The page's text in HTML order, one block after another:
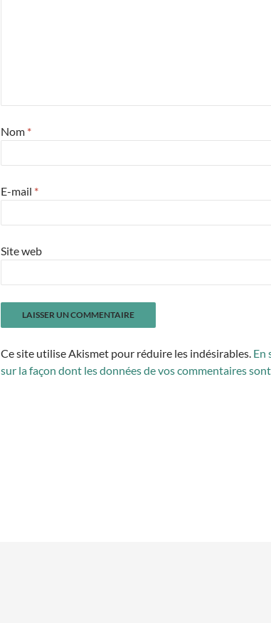
Nom *
E-mail *
Site web
Ce site utilise Akismet pour réduire les indésirables. En
sur la façon dont les données de vos commentaires